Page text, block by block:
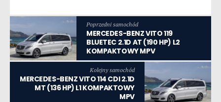
Poprzedni samochód
MERCEDES-BENZ VITO 119
BLUETEC 2.1D AT (190 HP) L2
KOMPAKTOWY MPV
Kolejny samochód
MERCEDES-BENZ VITO 114 CDI 2.1D
MT (136 HP) L1 KOMPAKTOWY
MPV